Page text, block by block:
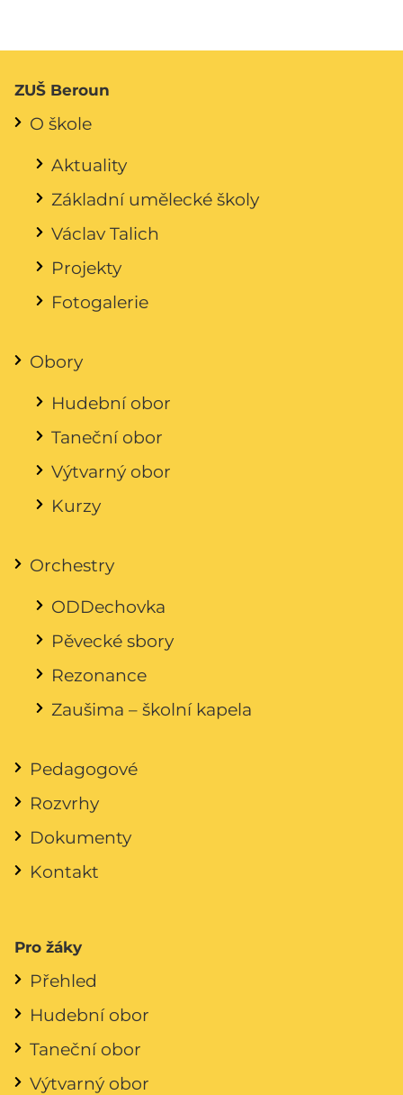
ZUŠ Beroun
O škole
Aktuality
Základní umělecké školy
Václav Talich
Projekty
Fotogalerie
Obory
Hudební obor
Taneční obor
Výtvarný obor
Kurzy
Orchestry
ODDechovka
Pěvecké sbory
Rezonance
Zaušima – školní kapela
Pedagogové
Rozvrhy
Dokumenty
Kontakt
Pro žáky
Přehled
Hudební obor
Taneční obor
Výtvarný obor